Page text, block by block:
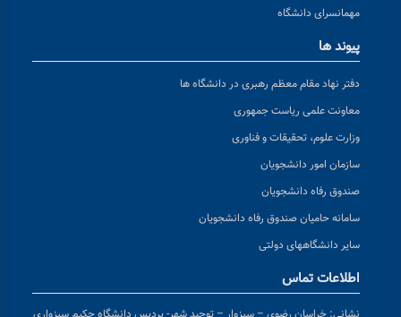
مهمانسرای دانشگاه
پیوند ها
دفتر نهاد مقام معظم رهبری در دانشگاه ها
معاونت علمی ریاست جمهوری
وزارت علوم، تحقیقات و فناوری
سازمان امور دانشجویان
صندوق رفاه دانشجویان
سامانه حامیان صندوق رفاه دانشجویان
سایر دانشگاههای دولتی
اطلاعات تماس